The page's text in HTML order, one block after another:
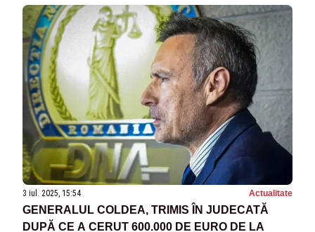
MERITĂ
3 iul. 2025, 15:54 Actualitate
GENERALUL COLDEA, TRIMIS ÎN JUDECATĂ
DUPĂ CE A CERUT 600.000 DE EURO DE LA